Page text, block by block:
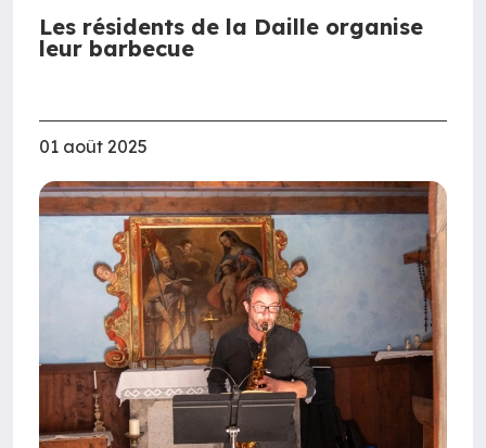
Les résidents de la Daille organise
leur barbecue
01 août 2025